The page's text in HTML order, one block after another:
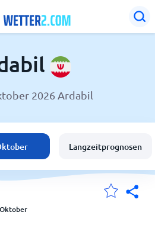
2026 Ardabil
Langzeitprognosen
Oktober